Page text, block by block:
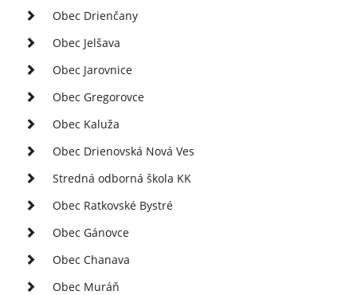
Obec Drienčany
Obec Jelšava
Obec Jarovnice
Obec Gregorovce
Obec Kaluža
Obec Drienovská Nová Ves
Stredná odborná škola KK
Obec Ratkovské Bystré
Obec Gánovce
Obec Chanava
Obec Muráň